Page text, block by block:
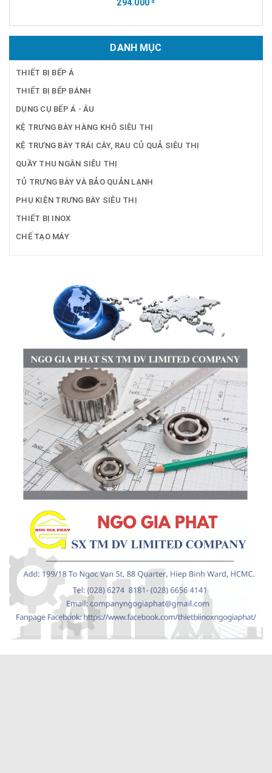
294.000
DANH MỤC
THIẾT BỊ BẾP Á
THIẾT BỊ BẾP BÁNH
DỤNG CỤ BẾP Á - ÂU
KỆ TRƯNG BÀY HÀNG KHÔ SIÊU THỊ
KỆ TRƯNG BÀY TRÁI CÂY, RAU CỦ QUẢ SIÊU THỊ
QUẦY THU NGÂN SIÊU THỊ
TỦ TRƯNG BÀY VÀ BẢO QUẢN LẠNH
PHỤ KIỆN TRƯNG BÀY SIÊU THỊ
THIẾT BỊ INOX
CHẾ TẠO MÁY